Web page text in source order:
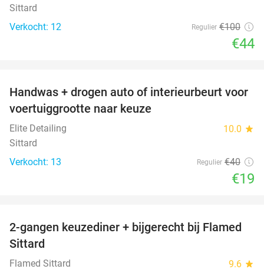
Sittard
Verkocht: 12
Regulier €100
€44
53%
Handwas + drogen auto of interieurbeurt voor
voertuiggrootte naar keuze
Elite Detailing 10.0 star
Sittard
Verkocht: 13
Regulier €40
€19
31%
2-gangen keuzediner + bijgerecht bij Flamed
Sittard
Flamed Sittard 9.6 star